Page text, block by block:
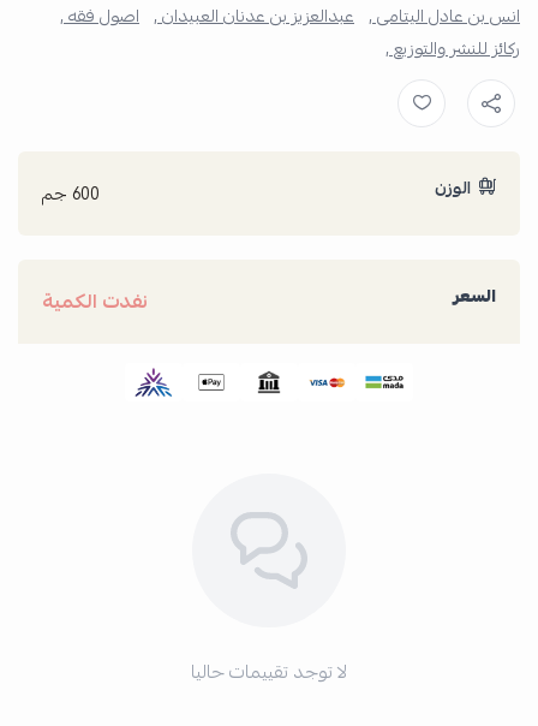
انس بن عادل اليتامى , عبدالعزيز بن عدنان العبيدان , اصول فقه ,
ركائز للنشر والتوزيع ,
الوزن 600 جم
السعر نفدت الكمية
لا توجد تقييمات حاليا